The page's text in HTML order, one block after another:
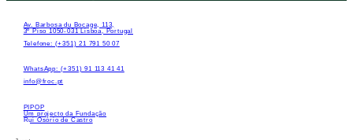
Av. Barbosa du Bocage, 113,
3º Piso 1050-031 Lisboa, Portugal
Telefone: (+351) 21 791 50 07
WhatsApp: (+351) 91 113 41 41
info@froc.pt
PIPOP
Um projecto da Fundação
Rui Osório de Castro